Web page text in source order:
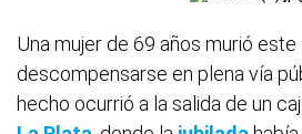
Una mujer de 69 años murió este
descompensarse en plena vía
hecho ocurrió a la salida de un